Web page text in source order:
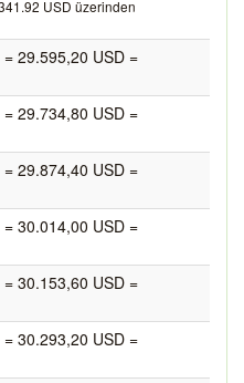
USD üzerinden
= 29.595,20 USD =
= 29.734,80 USD =
= 29.874,40 USD =
= 30.014,00 USD =
= 30.153,60 USD =
= 30.293,20 USD =